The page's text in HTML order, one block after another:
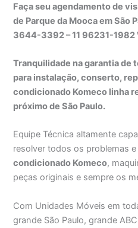
Faça seu agendamento de
de Parque da Mooca em São
3644-3392 – 11 96231-1982
Tranquilidade na garantia de
para instalação, conserto,
condicionado Komeco linha
próximo de São Paulo.
Equipe Técnica altamente
resolver todos os problemas
condicionado Komeco,
peças originais e sempre os
Com Unidades Móveis em
grande São Paulo, grande